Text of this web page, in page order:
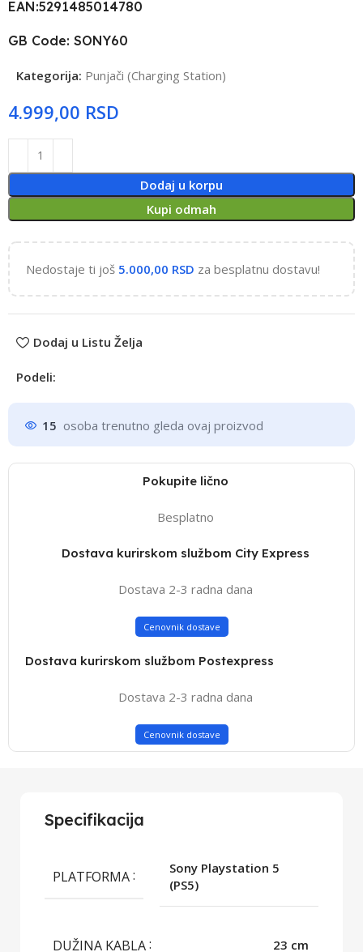
EAN:5291485014780
GB Code: SONY60
Kategorija: Punjači (Charging Station)
RSD
Dodaj u korpu
Kupi odmah
Nedostaje ti još 5.000,00 RSD za besplatnu dostavu!
Dodaj u Listu Želja
Podeli:
15 osoba trenutno gleda ovaj proizvod
Pokupite lično
Besplatno
Dostava kurirskom službom City Express
Dostava 2-3 radna dana
Cenovnik dostave
Dostava kurirskom službom Postexpress
Dostava 2-3 radna dana
Cenovnik dostave
Specifikacija
PLATFORMA
Sony Playstation 5
(PS5)
DUŽINA KABLA 23 cm